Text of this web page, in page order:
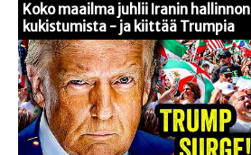
Koko maailma juhlii Iranin hallinnon
kukistumista - ja kiittää Trumpia